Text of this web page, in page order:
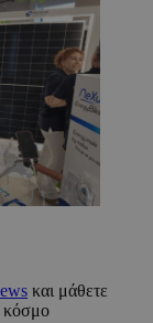
και μάθετε
κόσμο